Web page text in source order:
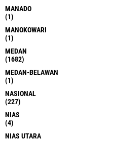
MANADO
(1)
MANOKOWARI
(1)
MEDAN
(1682)
MEDAN-BELAWAN
(1)
NASIONAL
(227)
NIAS
(4)
NIAS UTARA